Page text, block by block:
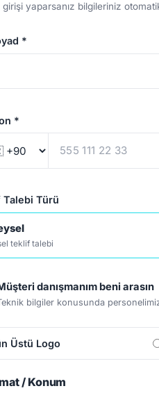
girişi yaparsanız bilgileriniz
*
*
Talebi Türü
teklif talebi
danışmanım beni arasın
bilgiler konusunda
Üstü Logo
/ Konum